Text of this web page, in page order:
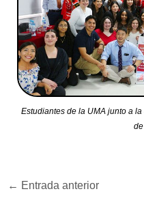
Estudiantes de la UMA junto a
← Entrada anterior